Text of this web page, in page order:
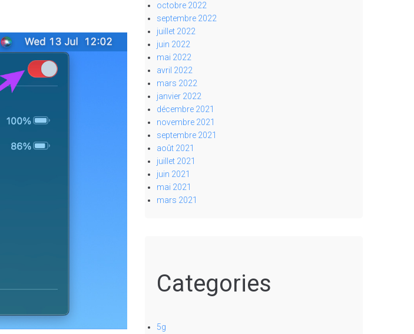
octobre 2022
septembre 2022
juillet 2022
juin 2022
mai 2022
avril 2022
mars 2022
janvier 2022
décembre 2021
novembre 2021
septembre 2021
août 2021
juillet 2021
juin 2021
mai 2021
mars 2021
Categories
5g